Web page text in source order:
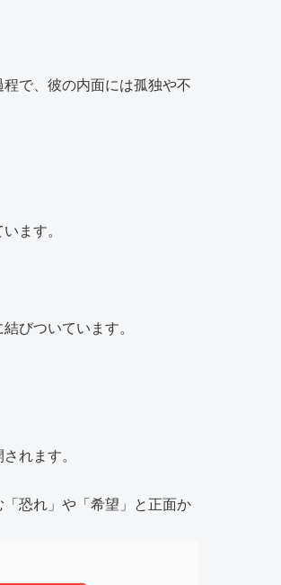
で、彼の内面には孤独や不
ます。
びついています。
れます。
恐れ」や「希望」と正面か